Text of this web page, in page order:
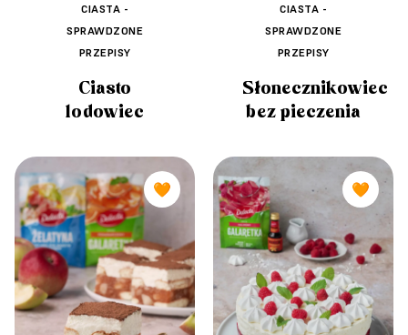
CIASTA -
SPRAWDZONE
PRZEPISY
Ciasto
lodowiec
CIASTA -
SPRAWDZONE
PRZEPISY
Słonecznikowiec
bez pieczenia
🧡 🧡